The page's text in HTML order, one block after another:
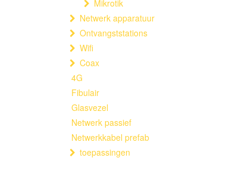
Mikrotik
Netwerk apparatuur
Ontvangststations
Wifi
Coax
4G
Fibulair
Glasvezel
Netwerk passief
Netwerkkabel prefab
toepassingen